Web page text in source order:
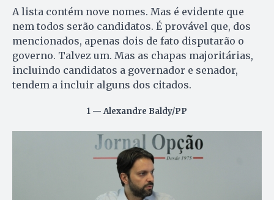
A lista contém nove nomes. Mas é evidente que
nem todos serão candidatos. É provável que, dos
mencionados, apenas dois de fato disputarão o
governo. Talvez um. Mas as chapas majoritárias,
incluindo candidatos a governador e senador,
tendem a incluir alguns dos citados.
1 — Alexandre Baldy/PP